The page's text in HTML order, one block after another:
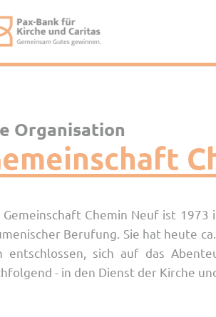
Organisation
Gemeinschaft Chemin Neuf ist
Berufung. Sie hat heute
entschlossen, sich auf das
- in den Dienst der Kirche